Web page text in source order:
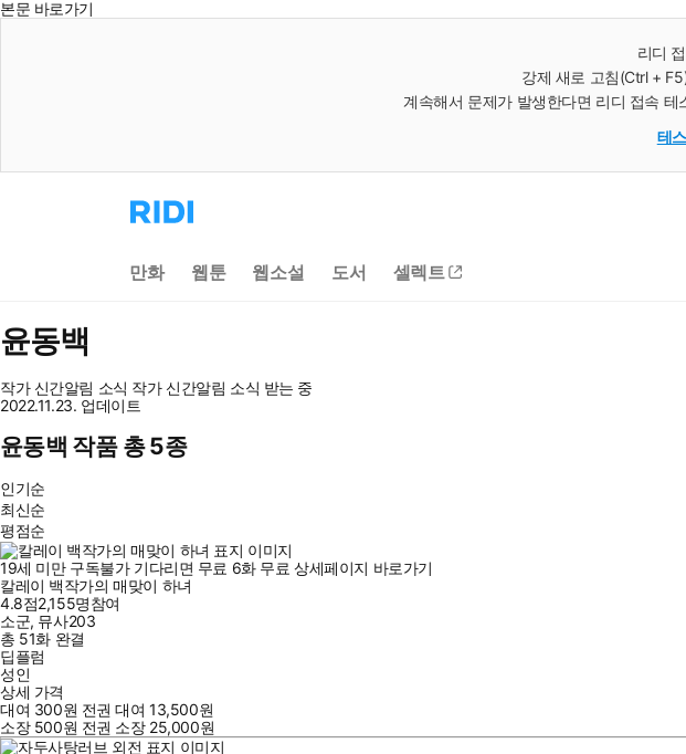
본문 바로가기
리디
강제 새로 고침(Ctrl +
계속해서 문제가 발생한다면 리디 접속
테
리
디
으
로
만화 웹툰 웹소설 도서 셀렉트
윤동백
작가 신간알림 소식 작가 신간알림 소식 받는 중
2022.11.23. 업데이트
윤동백 작품 총 5종
인기순
최신순
평점순
19세 미만 구독불가 기다리면 무료 6화 무료 상세페이지 바로가기
칼레이 백작가의 매맞이 하녀
4.8점2,155명참여
소군, 뮤사203
총 51화 완결
딥플럼
성인
상세 가격
대여 300원 전권 대여13,500원
소장 500원 전권 소장 25,000원